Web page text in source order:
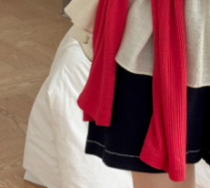
MADE
세트할인 ~30%
하객룩
살안타템